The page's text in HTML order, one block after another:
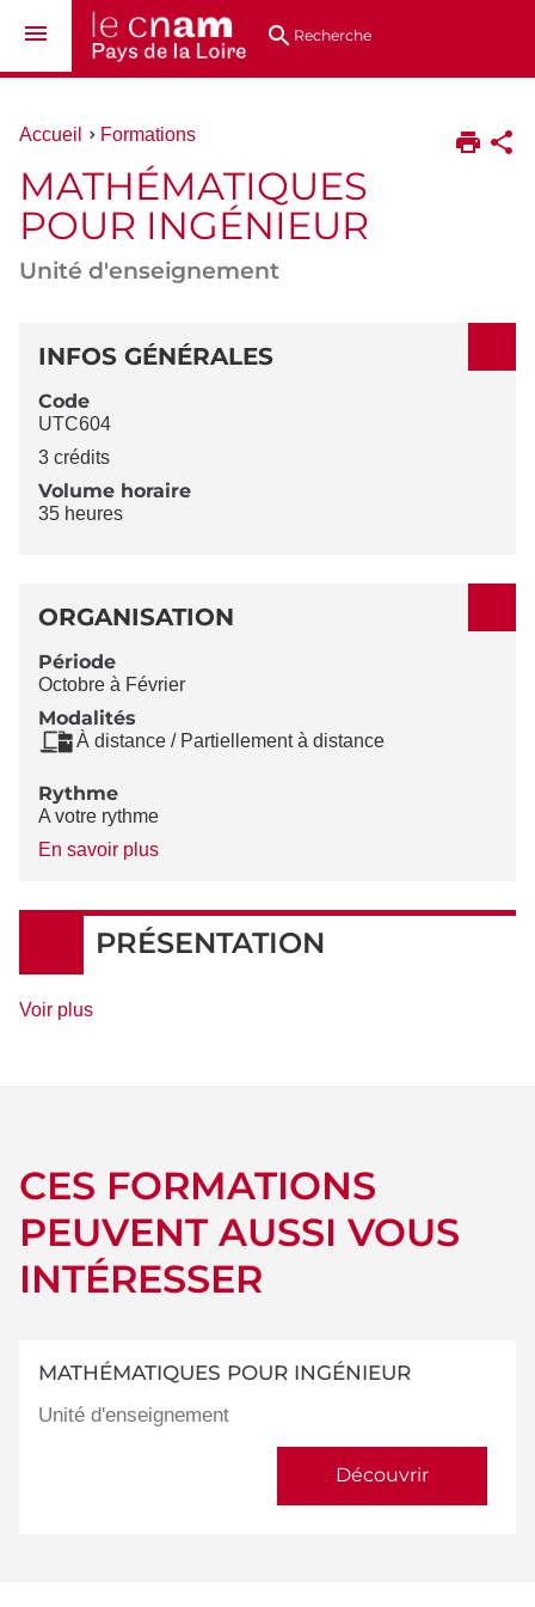
au
directsRecherche
Vous
ici :
Accueil Formations
MATHÉMATIQUES
POUR INGÉNIEUR
Unité d'enseignement
DÉTAILS
INFOS GÉNÉRALES
Code
UTC604
3 crédits
Volume horaire
35 heures
ORGANISATION
Période
Octobre à Février
Modalités
À distance / Partiellement à distance
Rythme
A votre rythme
En savoir plusà
Rythme
PRÉSENTATION
Voir plusde
CES FORMATIONS
PEUVENT AUSSI VOUS
INTÉRESSER
MATHÉMATIQUES POUR INGÉNIEUR
Unité d'enseignement
Découvrir